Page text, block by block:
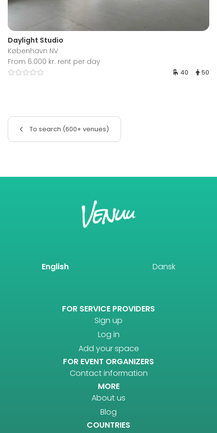
Daylight Studio
København NV
From 6.000 kr. rent per day
40 50
To search (600+ venues)
English Dansk
FOR SERVICE PROVIDERS
Sign up
Log in
Add your space
FOR EVENT ORGANIZERS
Contact information
MORE
About us
Blog
COUNTRIES